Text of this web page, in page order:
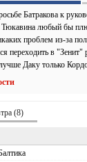
Батракова к
Тюкавина любый бы
проблем из-за
переходить в "Зенит"
Даку только
(8)